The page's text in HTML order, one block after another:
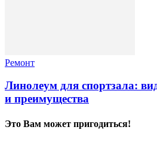
Ремонт
Линолеум для спортзала:
и преимущества
Это Вам может пригодиться!